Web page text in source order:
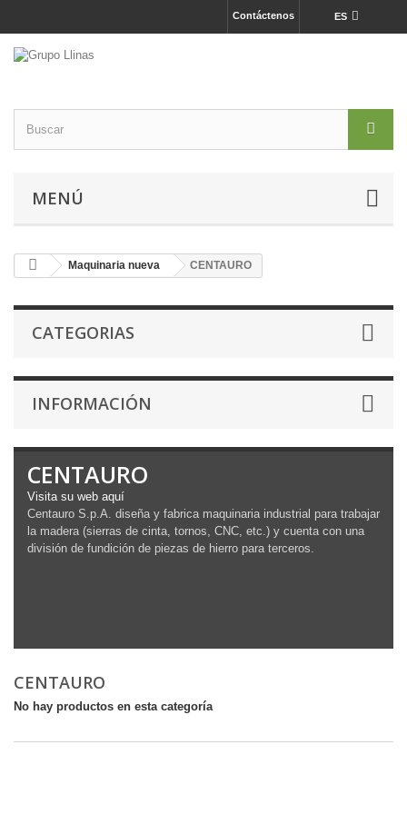
ES
Contáctenos
MENÚ
Maquinaria nueva CENTAURO
CATEGORIAS
INFORMACIÓN
CENTAURO
Visita su web aquí
Centauro S.p.A. diseña y fabrica maquinaria industrial para trabajar
la madera (sierras de cinta, tornos, CNC, etc.) y cuenta con una
división de fundición de piezas de hierro para terceros.
CENTAURO
No hay productos en esta categoría